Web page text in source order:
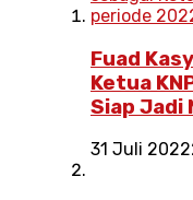
Fuad
Ketua
Siap Jadi
31 Juli 2022